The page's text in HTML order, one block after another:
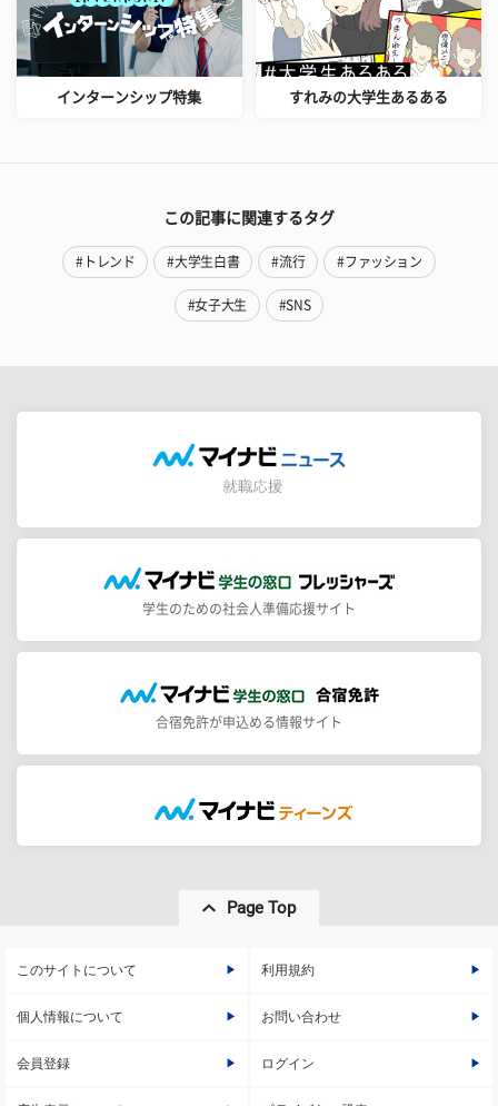
インターンシップ特集 すれみの大学生あるある
この記事に関連するタグ
#トレンド #大学生白書 #流行 #ファッション
#女子大生 #SNS
学生のための社会人準備応援サイト
合宿免許が申込める情報サイト
Page Top
このサイトについて 利用規約
個人情報について お問い合わせ
会員登録 ログイン